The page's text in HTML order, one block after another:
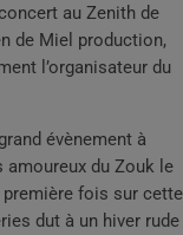
au Zenith de
de Miel production,
l’organisateur du
évènement à
du Zouk le
première fois sur cette
dut à un hiver rude